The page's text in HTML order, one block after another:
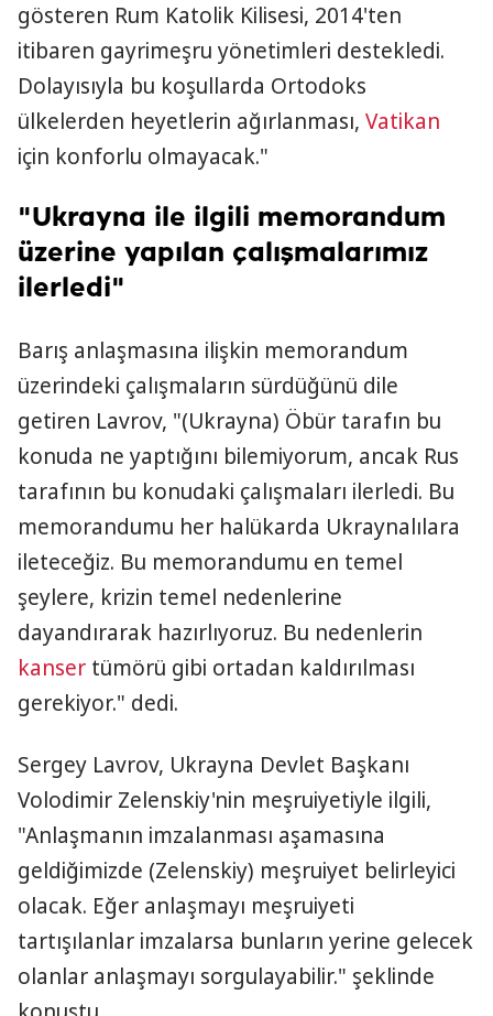
gösteren Rum Katolik Kilisesi, 2014'ten
itibaren gayrimeşru yönetimleri destekledi.
Dolayısıyla bu koşullarda Ortodoks
ülkelerden heyetlerin ağırlanması, Vatikan
için konforlu olmayacak."
"Ukrayna ile ilgili memorandum
üzerine yapılan çalışmalarımız
ilerledi"
Barış anlaşmasına ilişkin memorandum
üzerindeki çalışmaların sürdüğünü dile
getiren Lavrov, "(Ukrayna) Öbür tarafın bu
konuda ne yaptığını bilemiyorum, ancak Rus
tarafının bu konudaki çalışmaları ilerledi. Bu
memorandumu her halükarda Ukraynalılara
ileteceğiz. Bu memorandumu en temel
şeylere, krizin temel nedenlerine
dayandırarak hazırlıyoruz. Bu nedenlerin
kanser tümörü gibi ortadan kaldırılması
gerekiyor." dedi.
Sergey Lavrov, Ukrayna Devlet Başkanı
Volodimir Zelenskiy'nin meşruiyetiyle ilgili,
"Anlaşmanın imzalanması aşamasına
geldiğimizde (Zelenskiy) meşruiyet belirleyici
olacak. Eğer anlaşmayı meşruiyeti
tartışılanlar imzalarsa bunların yerine gelecek
olanlar anlaşmayı sorgulayabilir." şeklinde